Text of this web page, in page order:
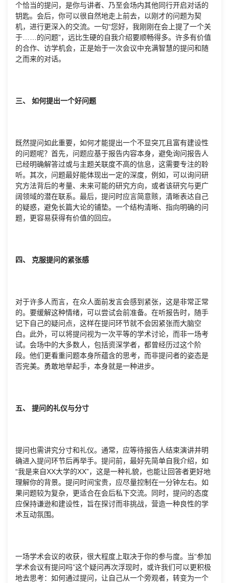
个恰当的提问，是你与讲者、乃至会场内其他同行开启对话的
钥匙。会后，你可以很自然地走上前去，以刚才的问题为契
机，进行更深入的交流。一句“您好，我刚刚在会上提了一个关
于……的问题”，远比生硬的自我介绍要顺畅得多。许多有价值
的合作、访学机会，正是始于一次会议中充满智慧的提问和随
之而来的对话。
三、 如何提出一个好问题
既然提问如此重要，如何才能提出一个不显突兀且富有建设性
的问题呢？首先，问题应基于报告内容本身，避免询问报告人
已经明确解答过或与主题关联度不高的信息，这需要专注的聆
听。其次，问题最好能体现出一定的深度，例如，可以询问研
究方法背后的考量、未来可能的研究方向，或者该研究与更广
阔领域的潜在联系。最后，提问时应言简意赅，清晰表达自己
的疑惑，避免长篇大论的铺垫。一个结构清晰、指向明确的问
题，更容易获得有价值的回应。
四、 克服提问的紧张感
对于许多人而言，在众人面前发言会感到紧张，这是非常正常
的。要缓解这种情绪，可以尝试会前准备。在听报告时，随手
记下自己的疑问点，这样在提问环节就不会因紧张而大脑空
白。此外，可以将提问视为一次平等的学术讨论，而非一场考
试。会场中的大多数人，包括资深学者，都曾经历过这个阶
段。他们更看重问题本身所蕴含的思考，而非提问者的姿态是
否完美。勇敢地举起手，本身就是一种进步。
五、 提问的礼仪与分寸
提问也需讲究分寸和礼仪。通常，应等待报告人结束演讲并明
确进入提问环节后再举手。提问前，最好先简单自我介绍，如
“我是来自XX大学的XX”，这是一种礼貌，也能让回答者更好地
理解你的背景。提问时间宝贵，应尽量控制在一分钟左右。如
果问题较为复杂，更适合在会后私下交流。同时，提问的态度
应保持谦逊和建设性，旨在探讨而非挑战，营造一种良性的学
术互动氛围。
一场学术会议的收获，很大程度上取决于你的参与度。当“参加
学术会议有提问吗”这个疑问再次浮现时，或许我们可以更积极
地去思考：如何通过提问，让自己从一个旁观者，转变为一个